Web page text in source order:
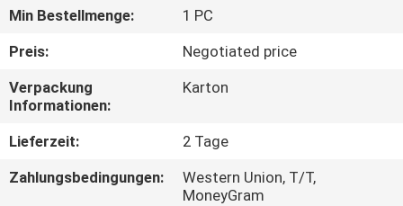
QUALITÄTSKONTROLLE
TRETEN
SIE
MIT
UNS
Min Bestellmenge:
1 PC
Preis:
Negotiated price
Verpackung
Informationen:
Karton
Lieferzeit:
2 Tage
Zahlungsbedingungen:
Western Union, T/T,
MoneyGram